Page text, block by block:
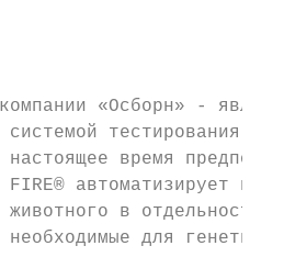
«Осборн» -
системой тестирования
настоящее время
FIRE® автоматизирует
животного в отдельности
необходимые для